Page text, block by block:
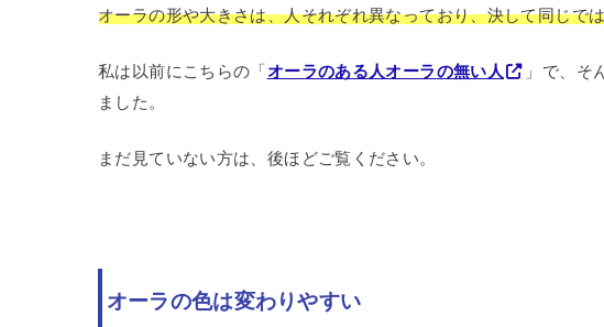
オーラの形や大きさは、人それぞれ異なっており、決して同じで
私は以前にこちらの「オーラのある人オーラの無い人
」で、そ
ました。
まだ見ていない方は、後ほどご覧ください。
オーラの色は変わりやすい